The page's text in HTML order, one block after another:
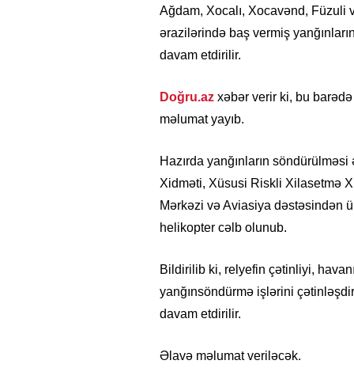
Ağdam, Xocalı, Xocavənd, Füzuli
ərazilərində baş vermiş
davam etdirilir.
Doğru.az xəbər verir ki, bu
məlumat yayıb.
Hazırda yanğınların
Xidməti, Xüsusi Riskli Xilasetmə
Mərkəzi və Aviasiya dəstəsindən
helikopter cəlb olunub.
Bildirilib ki, relyefin çətinliyi,
yanğınsöndürmə işlərini
davam etdirilir.
Əlavə məlumat veriləcək.